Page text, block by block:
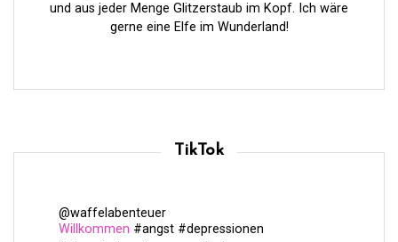
und aus jeder Menge Glitzerstaub im Kopf. Ich wäre
gerne eine Elfe im Wunderland!
TikTok
@waffelabenteuer
Willkommen #angst #depressionen